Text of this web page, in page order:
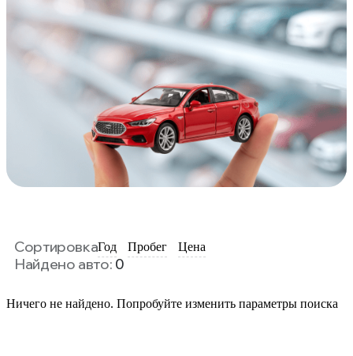
СортировкаГод Пробег Цена
Найдено авто: 0
Ничего не найдено. Попробуйте изменить параметры поиска